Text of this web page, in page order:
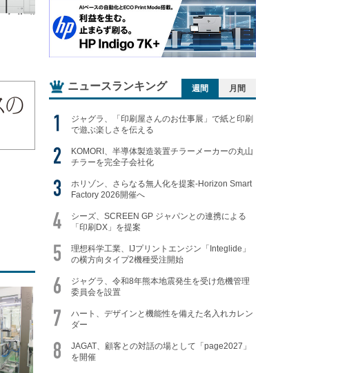
ニュースランキング 週間 月間
ジャグラ、「印刷屋さんのお仕事展」で紙と印刷
で遊ぶ楽しさを伝える
KOMORI、半導体製造装置チラーメーカーの丸山
チラーを完全子会社化
ホリゾン、さらなる無人化を提案-Horizon Smart
Factory 2026開催へ
シーズ、SCREEN GP ジャパンとの連携による
「印刷DX」を提案
理想科学工業、IJプリントエンジン「Integlide」
の横方向タイプ2機種受注開始
ジャグラ、令和8年熊本地震発生を受け危機管理
委員会を設置
ハート、デザインと機能性を備えた名入れカレン
ダー
JAGAT、顧客との対話の場として「page2027」
を開催